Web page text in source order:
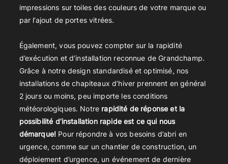
impressions sur toiles des couleurs de votre marque ou
par l’ajout de portes vitrées.
Également, vous pouvez compter sur la rapidité
d’exécution et d’installation reconnue de Grandchamp.
Grâce à notre design standardisé et optimisé, nos
installations de chapiteaux d’hiver prennent en général
2 jours ou moins, peu importe les conditions
météorologiques. Notre rapidité de réponse et la
possibilité d’installation rapideest ce qui nous
démarque! Pour répondre à vos besoins d’abri en
urgence, comme sur un chantier de construction, un
déploiement d’urgence, un événement de dernière